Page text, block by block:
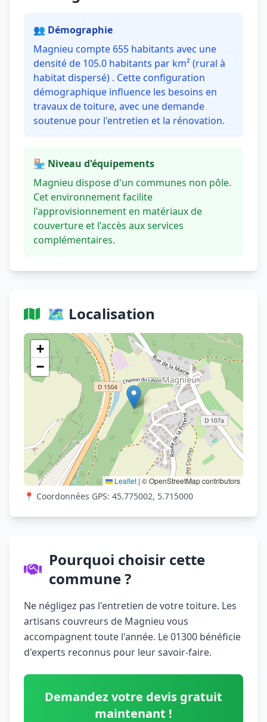
👥 Démographie
Magnieu compte 655 habitants avec une
densité de 105.0 habitants par km² (rural à
habitat dispersé) . Cette configuration
démographique influence les besoins en
travaux de toiture, avec une demande
soutenue pour l'entretien et la rénovation.
🏪 Niveau d'équipements
Magnieu dispose d'un communes non pôle.
Cet environnement facilite
l'approvisionnement en matériaux de
couverture et l'accès aux services
complémentaires.
🗺️ Localisation
+
−
Leaflet | © OpenStreetMap contributors
Voir sur OpenStreetMap
📍 Coordonnées GPS: 45.775002, 5.715000
Pourquoi choisir cette
commune ?
Ne négligez pas l'entretien de votre toiture. Les
artisans couvreurs de Magnieu vous
accompagnent toute l'année. Le 01300 bénéficie
d'experts reconnus pour leur savoir-faire.
Demandez votre devis gratuit
maintenant !